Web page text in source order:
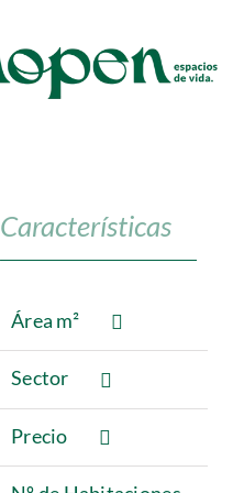
Características
Área m²
Sector
Precio